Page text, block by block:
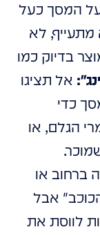
המסך כעל
לא
בדיוק כמו
אל תציגו
כדי
הגלם, או
ברחוב או
אבל
לווסת את